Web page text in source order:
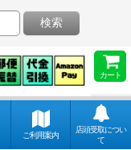
カート
検索
ご利用案内
店頭受取につい
て